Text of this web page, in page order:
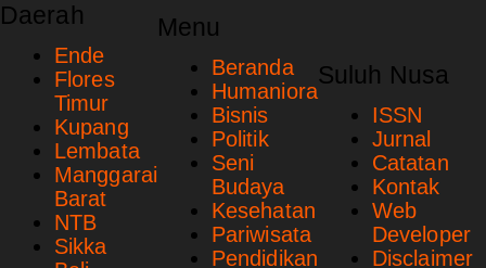
Daerah
Ende
Flores
Timur
Kupang
Lembata
Manggarai
Barat
NTB
Sikka
Menu
Beranda
Humaniora
Bisnis
Politik
Seni
Budaya
Kesehatan
Pariwisata
Pendidikan
Suluh Nusa
ISSN
Jurnal
Catatan
Kontak
Web
Developer
Disclaimer